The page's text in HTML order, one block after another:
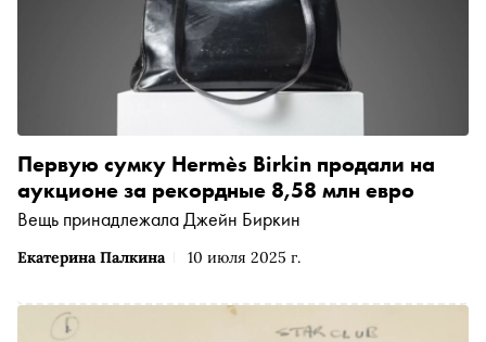
Екатерина Палкина 10 июля 2025 г.
Первую сумку Hermès Birkin продали на
аукционе за рекордные 8,58 млн евро
Вещь принадлежала Джейн Биркин